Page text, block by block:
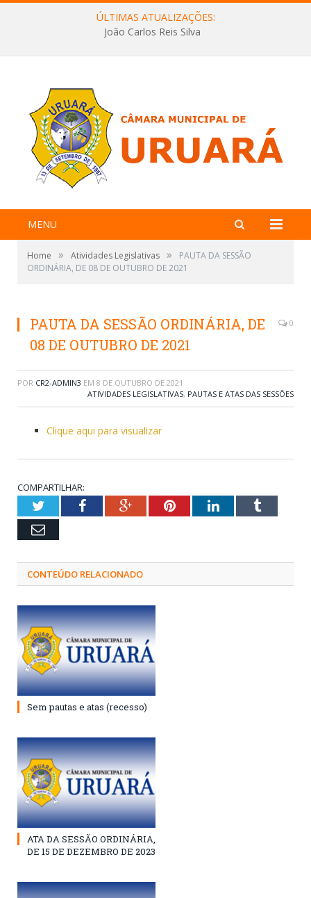
ÚLTIMAS ATUALIZAÇÕES:
João Carlos Reis Silva
MENU
Home » Atividades Legislativas »
PAUTA DA SESSÃO
ORDINÁRIA, DE 08 DE OUTUBRO DE 2021
PAUTA DA SESSÃO ORDINÁRIA, DE
08 DE OUTUBRO DE 2021
0
POR CR2-ADMIN3 EM 8 DE OUTUBRO DE 2021
ATIVIDADES LEGISLATIVAS, PAUTAS E ATAS DAS SESSÕES
Clique aqui para visualizar
COMPARTILHAR:
TwitterFacebookGoogle+PinterestLinkedInTumblr
Email
CONTEÚDO RELACIONADO
Sem pautas e atas (recesso)
ATA DA SESSÃO ORDINÁRIA,
DE 15 DE DEZEMBRO DE 2023